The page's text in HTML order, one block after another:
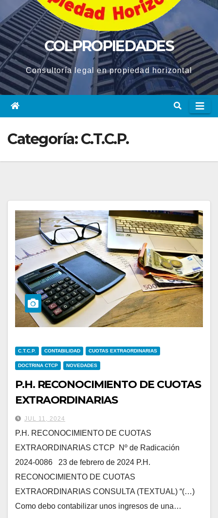
COLPROPIEDADES
Consultoría legal en propiedad horizontal
Categoría:C.T.C.P.
C.T.C.P. CONTABILIDAD CUOTAS EXTRAORDINARIAS
DOCTRINA CTCP NOVEDADES
P.H. RECONOCIMIENTO DE CUOTAS
EXTRAORDINARIAS
JUL 11, 2024
P.H. RECONOCIMIENTO DE CUOTAS
EXTRAORDINARIAS CTCP Nº de Radicación
2024-0086 23 de febrero de 2024 P.H.
RECONOCIMIENTO DE CUOTAS
EXTRAORDINARIAS CONSULTA (TEXTUAL) “(…)
Como debo contabilizar unos ingresos de una…